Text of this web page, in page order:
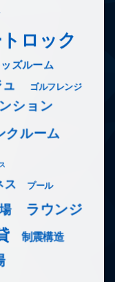
ロック
ズルーム
ゴルフレンジ
ション
クルーム
ス プール
ラウンジ
制震構造